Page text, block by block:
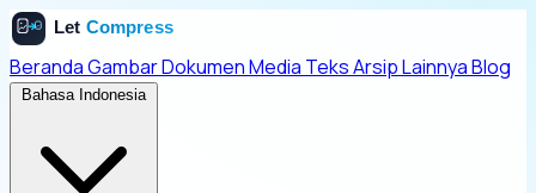
BerandaGambarDokumenMedia TeksArsipLainnyaBlog
Bahasa Indonesia